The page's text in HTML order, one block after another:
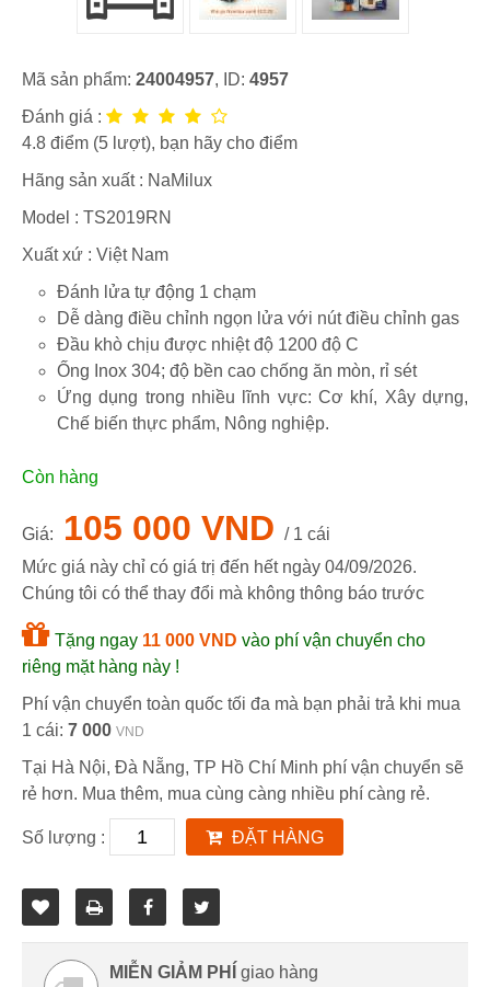
Mã sản phẩm: 24004957, ID: 4957
Đánh giá :
4.8 điểm (5 lượt), bạn hãy cho điểm
Hãng sản xuất : NaMilux
Model : TS2019RN
Xuất xứ : Việt Nam
Đánh lửa tự động 1 chạm
Dễ dàng điều chỉnh ngọn lửa với nút điều chỉnh gas
Đầu khò chịu được nhiệt độ 1200 độ C
Ống Inox 304; độ bền cao chống ăn mòn, rỉ sét
Ứng dụng trong nhiều lĩnh vực: Cơ khí, Xây dựng,
Chế biến thực phẩm, Nông nghiệp.
Còn hàng
Giá: 105 000 VND / 1 cái
Mức giá này chỉ có giá trị đến hết ngày 04/09/2026.
Chúng tôi có thể thay đổi mà không thông báo trước
Tặng ngay 11 000 VND vào phí vận chuyển cho
riêng mặt hàng này !
Phí vận chuyển toàn quốc tối đa mà bạn phải trả khi mua
1 cái: 7 000 VND
Tại Hà Nội, Đà Nẵng, TP Hồ Chí Minh phí vận chuyển sẽ
rẻ hơn. Mua thêm, mua cùng càng nhiều phí càng rẻ.
Số lượng : ĐẶT HÀNG
MIỄN GIẢM PHÍ
giao hàng